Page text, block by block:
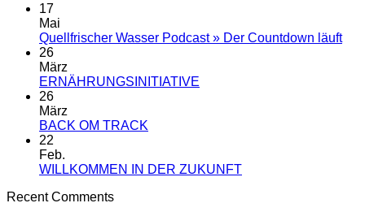
17
Mai
Quellfrischer Wasser Podcast » Der Countdown läuft
26
März
ERNÄHRUNGSINITIATIVE
26
März
BACK OM TRACK
BACK
22
Feb.
WILLKOMMEN IN DER ZUKUNFTKeine
Recent Comments